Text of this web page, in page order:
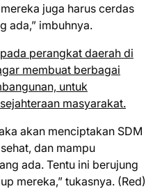
juga harus cerdas
ada,” imbuhnya.
perangkat daerah di
membuat berbagai
untuk
masyarakat.
akan menciptakan SDM
dan mampu
ada. Tentu ini berujung
mereka,” tukasnya. (Red)